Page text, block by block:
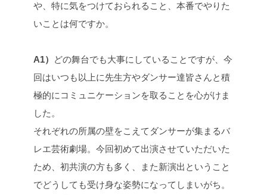
や、特に気をつけておられること、本番でやりた
いことは何ですか。
A1）
どの舞台でも大事にしていることですが、今
回はいつも以上に先生方やダンサー達皆さんと積
極的にコミュニケーションを取ることを心がけま
した。
それぞれの所属の壁をこえてダンサーが集まるバ
レエ芸術劇場。今回初めて出演させていただいた
ため、初共演の方も多く、また新演出ということ
でどうしても受け身な姿勢になってしまいがち。